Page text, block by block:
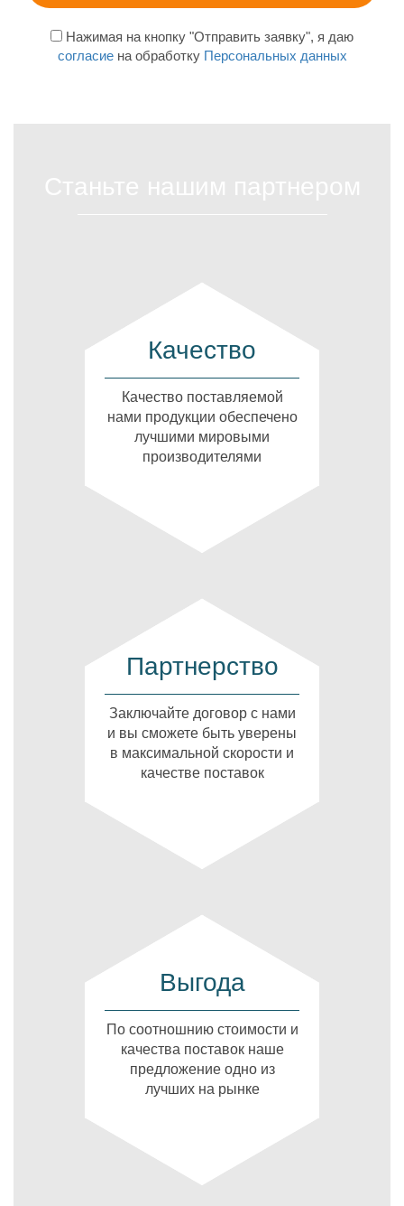
Нажимая на кнопку "Отправить заявку", я даю
согласиена обработку Персональных данных
Качество
Качество поставляемой
нами продукции обеспечено
лучшими мировыми
производителями
Партнерство
Заключайте договор с нами
и вы сможете быть уверены
в максимальной скорости и
качестве поставок
Выгода
По соотношнию стоимости и
качества поставок наше
предложение одно из
лучших на рынке